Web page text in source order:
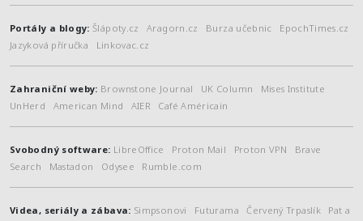
Portály a blogy:Šlápoty.cz Aragorn.cz Burza učebnic
EpochTimes.cz
Jazyková příručka
Linkovac.cz
Zahraniční weby: Brownstone Journal UK Column
Mises Institute
UnHerd
American Mind AIER Café Américain
Svobodný software: LibreOffice Proton Mail Proton VPN
Brave
Search
Mastadon Odysee Rumble.com
Videa, seriály a zábava: Simpsonovi Futurama Červený Trpaslík Pat a